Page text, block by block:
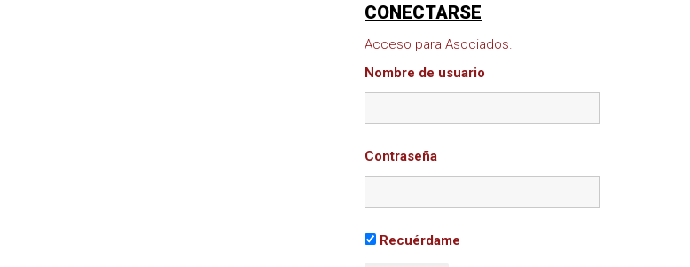
CONECTARSE
Acceso para Asociados.
Nombre de usuario
Contraseña
Recuérdame